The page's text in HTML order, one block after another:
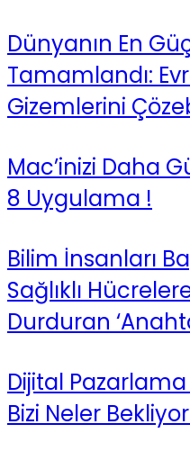
Dünyanın En
Tamamlandı:
Gizemlerini
Mac’inizi Daha
8 Uygulama !
Bilim İnsanları
Sağlıklı
Durduran
Dijital Pazarlama
Bizi Neler